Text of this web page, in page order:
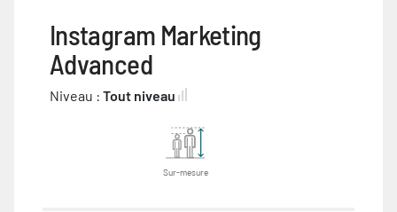
Instagram Marketing
Advanced
Niveau : Tout niveau
Sur-mesure